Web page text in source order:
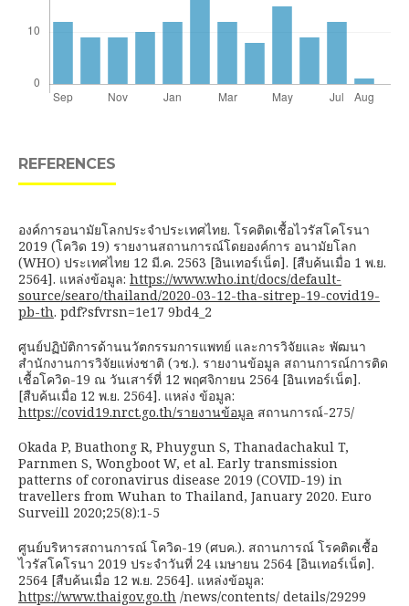
REFERENCES
องค์การอนามัยโลกประจำประเทศไทย. โรคติดเชื้อไวรัสโคโรนา
2019 (โควิด 19) รายงานสถานการณ์โดยองค์การ อนามัยโลก
(WHO) ประเทศไทย 12 มี.ค. 2563 [อินเทอร์เน็ต]. [สืบค้นเมื่อ 1 พ.ย.
2564]. แหล่งข้อมูล: https://www.who.int/docs/default-
source/searo/thailand/2020-03-12-tha-sitrep-19-covid19-
pb-th. pdf?sfvrsn=1e17 9bd4_2
ศูนย์ปฏิบัติการด้านนวัตกรรมการแพทย์ และการวิจัยและ พัฒนา
สำนักงานการวิจัยแห่งชาติ (วช.). รายงานข้อมูล สถานการณ์การติด
เชื้อโควิด-19 ณ วันเสาร์ที่ 12 พฤศจิกายน 2564 [อินเทอร์เน็ต].
[สืบค้นเมื่อ 12 พ.ย. 2564]. แหล่ง ข้อมูล:
https://covid19.nrct.go.th/รายงานข้อมูล สถานการณ์-275/
Okada P, Buathong R, Phuygun S, Thanadachakul T,
Parnmen S, Wongboot W, et al. Early transmission
patterns of coronavirus disease 2019 (COVID-19) in
travellers from Wuhan to Thailand, January 2020. Euro
Surveill 2020;25(8):1-5
ศูนย์บริหารสถานการณ์ โควิด-19 (ศบค.). สถานการณ์ โรคติดเชื้อ
ไวรัสโคโรนา 2019 ประจำวันที่ 24 เมษายน 2564 [อินเทอร์เน็ต].
2564 [สืบค้นเมื่อ 12 พ.ย. 2564]. แหล่งข้อมูล:
https://www.thaigov.go.th /news/contents/ details/29299